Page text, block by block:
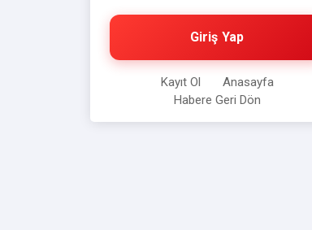
Giriş Yap
Kayıt Ol
Anasayfa
Habere Geri Dön